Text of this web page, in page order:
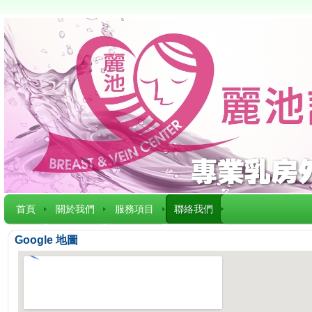
首頁 關於我們 服務項目 聯絡我們
Google 地圖